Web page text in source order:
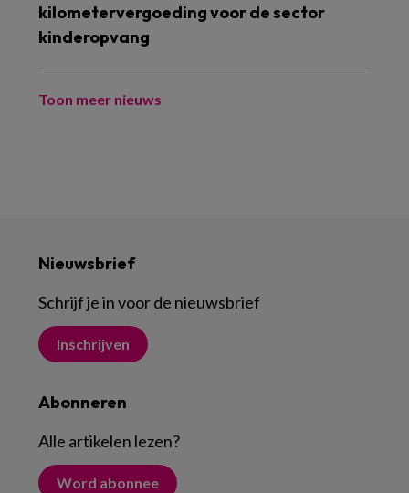
kilometervergoeding voor de sector
kinderopvang
Toon meer nieuws
Nieuwsbrief
Schrijf je in voor de nieuwsbrief
Inschrijven
Abonneren
Alle artikelen lezen?
Word abonnee